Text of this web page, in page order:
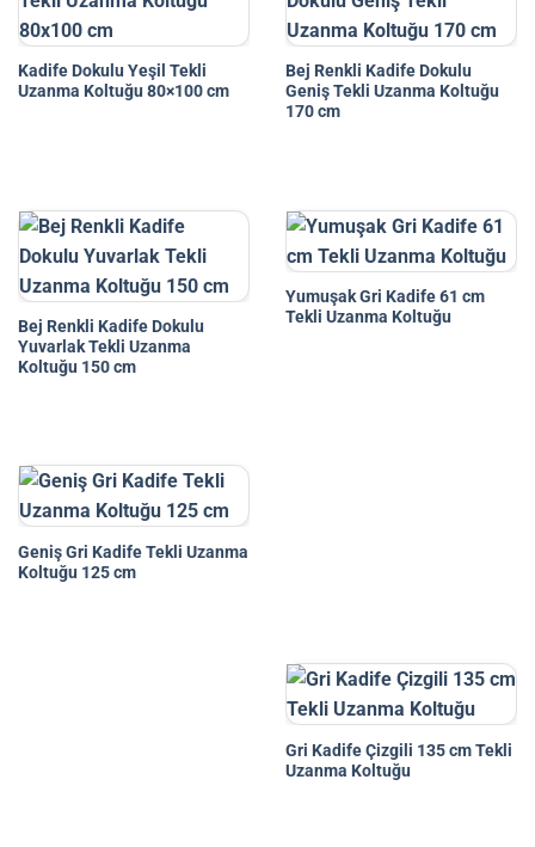
Kadife Dokulu Yeşil Tekli
Uzanma Koltuğu 80×100 cm
Bej Renkli Kadife Dokulu
Geniş Tekli Uzanma Koltuğu
170 cm
Bej Renkli Kadife Dokulu
Yuvarlak Tekli Uzanma
Koltuğu 150 cm
Yumuşak Gri Kadife 61 cm
Tekli Uzanma Koltuğu
Geniş Gri Kadife Tekli Uzanma
Koltuğu 125 cm
Gri Kadife Çizgili 135 cm Tekli
Uzanma Koltuğu